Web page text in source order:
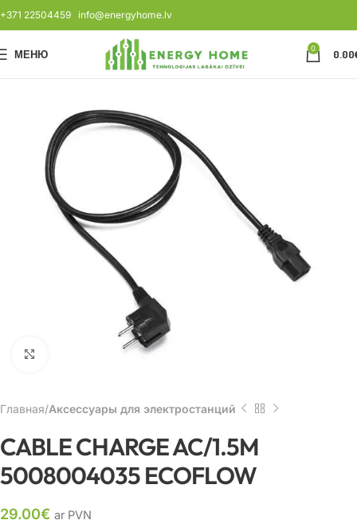
+371 22504459 info@energyhome.lv
МЕНЮ 0 0.00
Нажмите, чтобы увеличить
Главная Аксессуары для электростанций
CABLE CHARGE AC/1.5M
5008004035 ECOFLOW
29.00€ ar PVN